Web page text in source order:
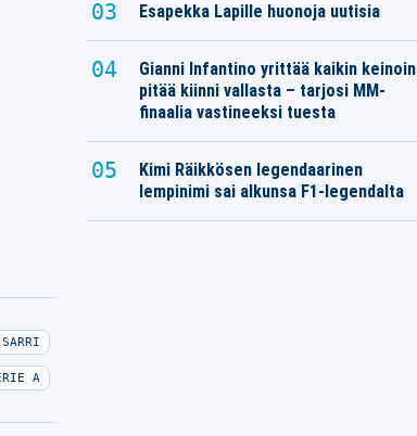
A
Esapekka Lapille huonoja uutisia
Gianni Infantino yrittää kaikin keinoin
pitää kiinni vallasta – tarjosi MM-
finaalia vastineeksi tuesta
Kimi Räikkösen legendaarinen
lempinimi sai alkunsa F1-legendalta